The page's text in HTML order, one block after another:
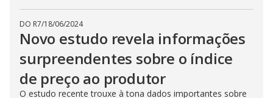
DO R7/18/06/2024
Novo estudo revela informações
surpreendentes sobre o índice
de preço ao produtor
O estudo recente trouxe à tona dados importantes sobre